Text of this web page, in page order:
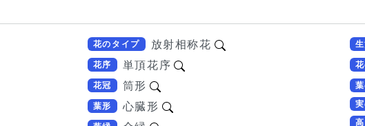
花のタイプ 放射相称花
花序 単頂花序
花冠 筒形
葉形 心臓形